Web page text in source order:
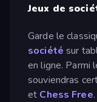
Jeux de
Garde le
société sur
en ligne. Parmi
souviendras
et Chess Free.